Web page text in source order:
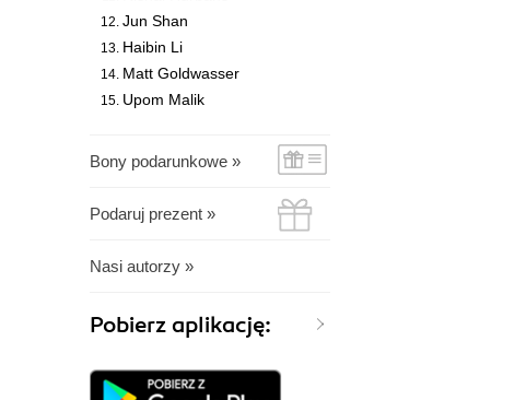
Jun Shan
Haibin Li
Matt Goldwasser
Upom Malik
Bony podarunkowe »
Podaruj prezent »
Nasi autorzy »
Pobierz aplikację: